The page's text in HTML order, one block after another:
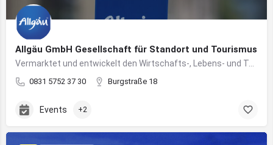
Allgäu GmbH Gesellschaft für Standort und Tourismus
0831 5752 37 30 Burgstraße 18
Events +2